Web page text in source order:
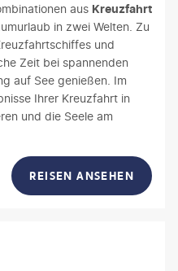
aus Kreuzfahrt
in zwei Welten. Zu
und
Zeit bei spannenden
auf See genießen. Im
Ihrer Kreuzfahrt in
und die Seele am
REISEN ANSEHEN